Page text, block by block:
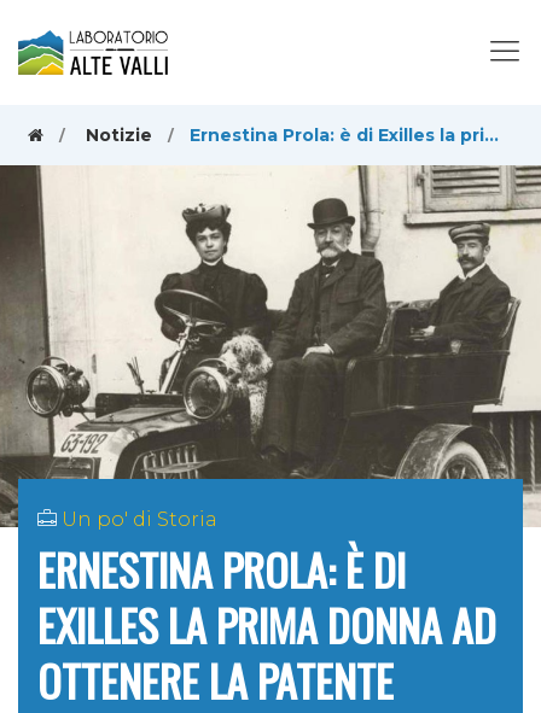
Notizie Ernestina Prola: è di Exilles la prima donna ad ottenere la patente
Un po' di Storia
ERNESTINA PROLA: È DI
EXILLES LA PRIMA DONNA AD
OTTENERE LA PATENTE